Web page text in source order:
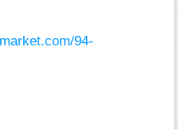
94-